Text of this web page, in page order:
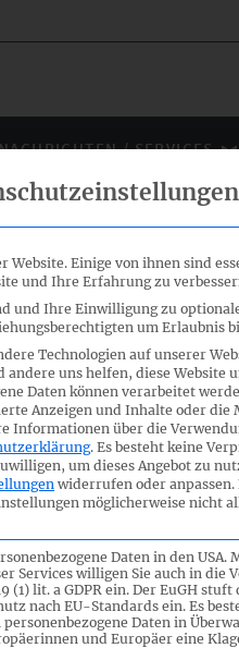
/ SERVICES
der die
Rechtabbildet. (wir berichteten)
Website. Einige von ihnen sind
und Ihre Erfahrung zu
und Ihre Einwilligung zu
um Erlaubnis
Technologien auf unserer
andere uns helfen, diese Website
Daten können verarbeitet
Anzeigen und Inhalte oder die
Informationen über die
. Es besteht keine
um dieses Angebot zu
widerrufen oder anpassen.
möglicherweise nicht
Daten in den USA.
Services willigen Sie auch in die
(1) lit. a GDPR ein. Der EuGH stuft
nach EU-Standards ein. Es
Daten in
und Europäer eine